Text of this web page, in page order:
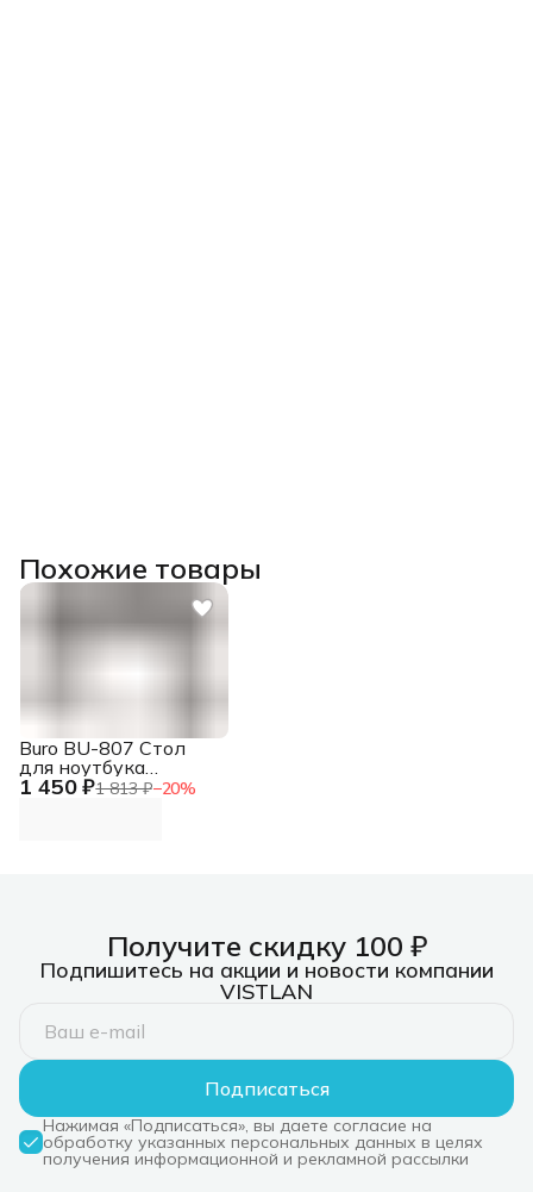
Похожие товары
1 450 ₽1 813 ₽−20%
Buro BU-807 Стол
для ноутбука
складн. столешница
Получите скидку 100 ₽
Подпишитесь на акции и новости компании
VISTLAN
Подписаться
Нажимая «Подписаться», вы даете согласие на
обработку указанных персональных данных в целях
получения информационной и рекламной рассылки